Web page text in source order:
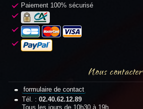
Paiement 100% sécurisé
Nous contacter
formulaire de contact
Tél. : 02.40.62.12.89
Tous les jours de 10h30 à 19h